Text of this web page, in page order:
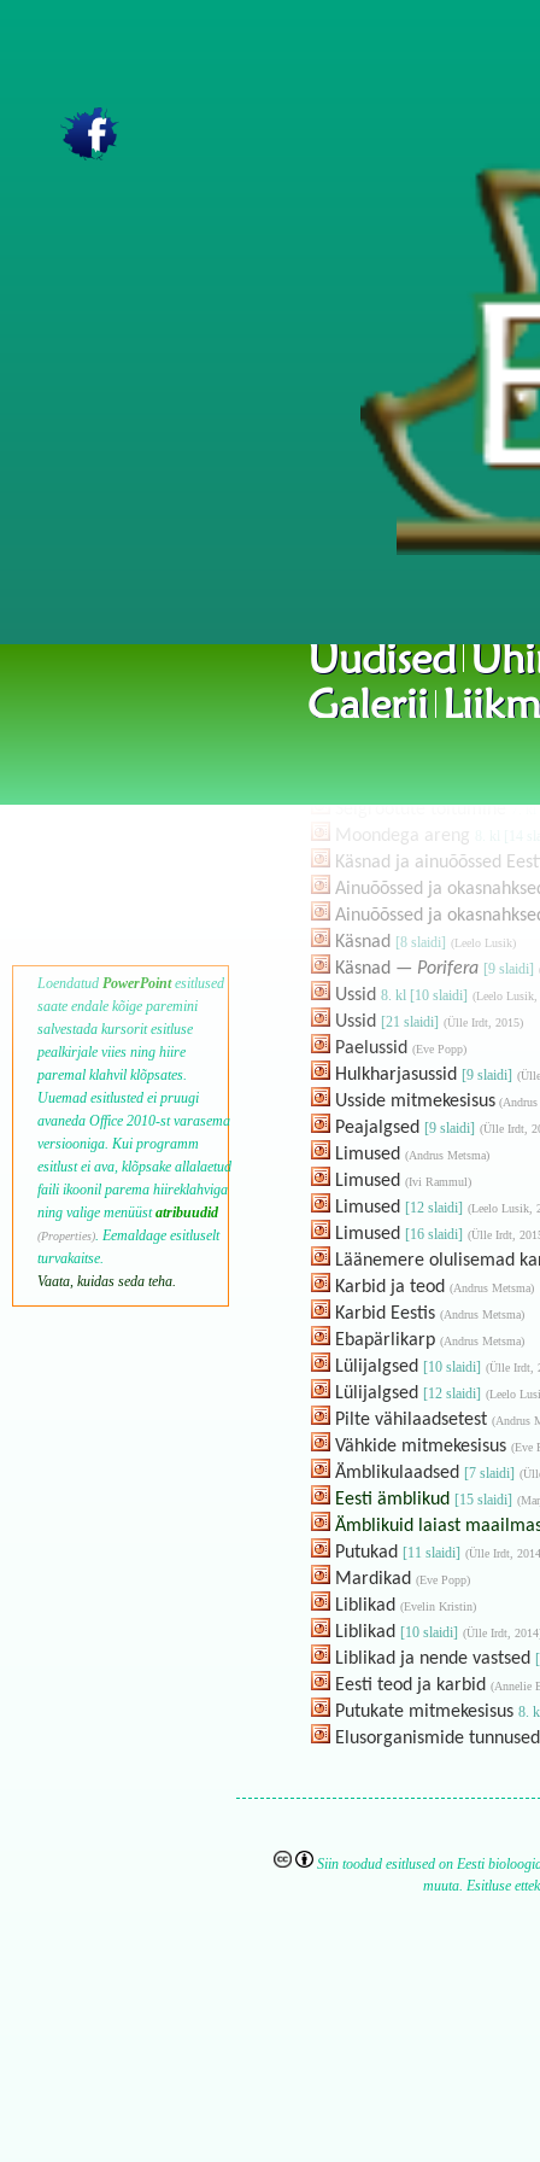
Selgrootud loomad
Selgrootute toitumine 7. kl
Moondega areng
Käsnad ja ainuõõssed
Ainuõõssed ja
Ainuõõssed ja
Käsnad [8 slaidi] (Leelo Lusik)
Käsnad — Porifera [9 slaidi]
Ussid 8. kl [10 slaidi] (Leelo Lusik,
Ussid [21 slaidi] (Ülle Irdt, 2015)
Paelussid (Eve Popp)
Hulkharjasussid [9 slaidi]
Usside mitmekesisus (Andrus
Peajalgsed [9 slaidi] (Ülle Irdt,
Limused (Andrus Metsma)
Limused (Ivi Rammul)
Limused [12 slaidi] (Leelo Lusik,
Limused [16 slaidi] (Ülle Irdt,
Läänemere olulisemad
Karbid ja teod (Andrus Metsma)
Karbid Eestis (Andrus Metsma)
Ebapärlikarp (Andrus Metsma)
Lülijalgsed [10 slaidi] (Ülle Irdt,
Lülijalgsed [12 slaidi] (Leelo
Pilte vähilaadsetest (Andrus
Vähkide mitmekesisus (Eve
Ämblikulaadsed [7 slaidi]
Eesti ämblikud [15 slaidi]
Ämblikuid laiast
Putukad [11 slaidi] (Ülle Irdt,
Mardikad (Eve Popp)
Liblikad (Evelin Kristin)
Liblikad [10 slaidi] (Ülle Irdt,
Liblikad ja nende vastsed
Eesti teod ja karbid (Annelie
Putukate mitmekesisus 8.
Elusorganismide
Siin toodud esitlused on Eesti
muuta. Esitluse
Loendatud PowerPointesitlused
saate endale kõige paremini
salvestada kursorit esitluse
pealkirjale viies ning hiire
paremal klahvil klõpsates.
Uuemad esitlusted ei pruugi
avaneda Office2010-st varasema
versiooniga. Kui programm
esitlust ei ava, klõpsake allalaetud
faili ikoonil parema hiireklahviga
ning valige menüüstatribuudid
(Properties). Eemaldage esitluselt
turvakaitse.
Vaata, kuidas seda teha.
Uudised
Galerii